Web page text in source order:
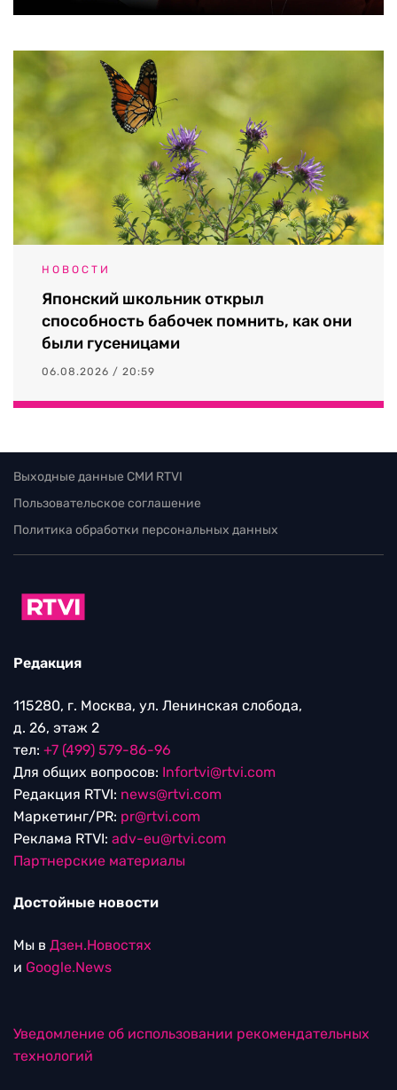
НОВОСТИ
Японский школьник открыл
способность бабочек помнить, как они
были гусеницами
06.08.2026 / 20:59
Выходные данные СМИ RTVI
Пользовательское соглашение
Политика обработки персональных данных
Редакция
115280, г. Москва, ул. Ленинская слобода,
д. 26, этаж 2
тел: +7 (499) 579-86-96
Для общих вопросов: Infortvi@rtvi.com
Редакция RTVI: news@rtvi.com
Маркетинг/PR: pr@rtvi.com
Реклама RTVI: adv-eu@rtvi.com
Партнерские материалы
Достойные новости
Мы в Дзен.Новостях
и Google.News
Уведомление об использовании рекомендательных
технологий